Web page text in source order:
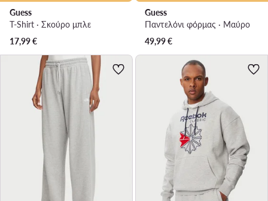
Guess
T-Shirt · Σκούρο μπλε
17,99€
Guess
Παντελόνι φόρμας · Μαύρο
49,99€